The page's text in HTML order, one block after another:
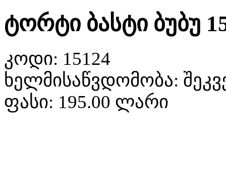
ტორტი ბასტი ბუბუ
კოდი: 15124
ხელმისაწვდომობა:
ფასი: 195.00 ლარი